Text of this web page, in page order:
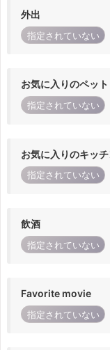
外出
指定されていない
お気に入りのペット
指定されていない
お気に入りのキッ
指定されていない
飲酒
指定されていない
Favorite movie
指定されていない